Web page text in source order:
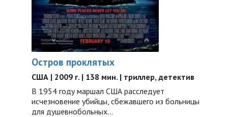
Остров проклятых
США | 2009 г. | 138 мин. | триллер, детектив
В 1954 году маршал США расследует
исчезновение убийцы, сбежавшего из больницы
для душевнобольных…